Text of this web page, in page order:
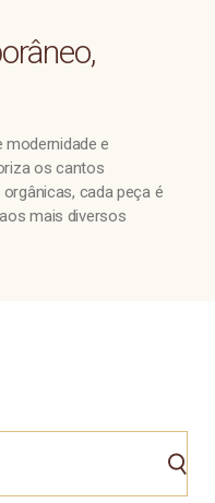
modernidade e
os cantos
cada peça é
mais diversos